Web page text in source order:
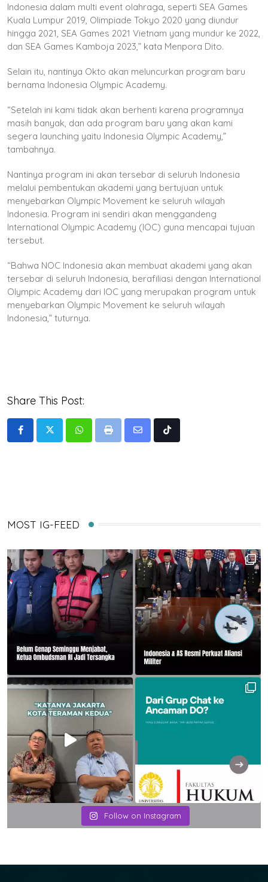
Indonesia dalam multi event olahraga, seperti SEA Games
Kuala Lumpur 2019, Olimpiade Tokyo 2020 yang diundur
hingga 2021, SEA Games 2021 Vietnam yang mundur ke 2022,
dan SEA Games Kamboja 2023,” kata Menpora Dito.
Selain itu, nantinya Okto akan meluncurkan program baru
bernama Indonesia Olympic Academy.
“Setelah ini kami tidak akan berhenti karena programnya
masih banyak, dan ada program baru yang akan kami
segera launching yaitu Indonesia Olympic Academy,”
tambahnya.
Nantinya program ini akan tersebar di seluruh Indonesia
melalui pembentukan akademi yang bertujuan untuk
menyebarkan Olympic Movement ke seluruh wilayah
Indonesia. Program ini sendiri akan menggandeng
International Olympic Academy (IOC) guna mencapai tujuan
tersebut.
“Bahwa NOC Indonesia akan membuat akademi yang akan
tersebar di seluruh Indonesia, berafiliasi dengan International
Olympic Academy dari IOC yang merupakan program untuk
menyebarkan Olympic Movement ke seluruh wilayah
Indonesia,” tuturnya.
Share This Post:
WhatsappPrint
Share
Tiktok
MOST IG-FEED
Follow on Instagram